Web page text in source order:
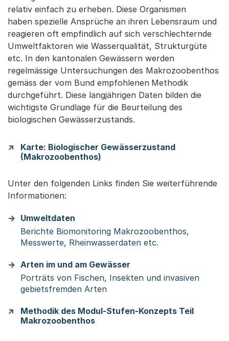
relativ einfach zu erheben. Diese Organismen
haben spezielle Ansprüche an ihren Lebensraum und
reagieren oft empfindlich auf sich verschlechternde
Umweltfaktoren wie Wasserqualität, Strukturgüte
etc. In den kantonalen Gewässern werden
regelmässige Untersuchungen des Makrozoobenthos
gemäss der vom Bund empfohlenen Methodik
durchgeführt. Diese langjährigen Daten bilden die
wichtigste Grundlage für die Beurteilung des
biologischen Gewässerzustands.
Karte: Biologischer Gewässerzustand
(Makrozoobenthos)
Unter den folgenden Links finden Sie weiterführende
Informationen:
Umweltdaten
Berichte Biomonitoring Makrozoobenthos,
Messwerte, Rheinwasserdaten etc.
Arten im und am Gewässer
Porträts von Fischen, Insekten und invasiven
gebietsfremden Arten
Methodik des Modul-Stufen-Konzepts Teil
Makrozoobenthos